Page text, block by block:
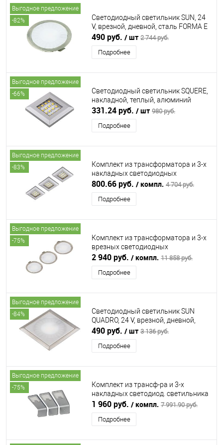
Выгодное предложение
-82%
Светодиодный светильник SUN, 24
V, врезной, дневной, сталь FORMA E
FUNZIONE (ФОРМА Э ФУНЦИОНЕ)
490 руб. / шт 2 744 руб.
Подробнее
Выгодное предложение
-66%
Светодиодный светильник SQUERE,
накладной, теплый, алюминий
FURNIKA (ФУРНИКА)
331.24 руб. / шт 980 руб.
Подробнее
Выгодное предложение
-83%
Комплект из трансформатора и 3-х
накладных светодиодных
светильника SQUERE, холодный,
алюминий FURNIKA (ФУРНИКА)
800.66 руб. / компл. 4 704 руб.
Подробнее
Выгодное предложение
-75%
Комплект из трансформатора и 3-х
врезных светодиодных
светильника SUN, 24V, дневной,
сталь FORMA E FUNZIONE (ФОРМА Э
ФУНЦИОНЕ)
2 940 руб. / компл. 11 858 руб.
Подробнее
Выгодное предложение
-84%
Светодиодный светильник SUN
QUADRO, 24 V, врезной, дневной,
сталь FORMA E FUNZIONE (ФОРМА Э
ФУНЦИОНЕ)
490 руб. / шт 3 136 руб.
Подробнее
Выгодное предложение
-75%
Комплект из трансф-ра и 3-х
накладных светодиод. светильника
LEDA с выключ-ем, дневной,
алюминий FURNIKA (ФУРНИКА)
1 960 руб. / компл. 7 991.90 руб.
Подробнее